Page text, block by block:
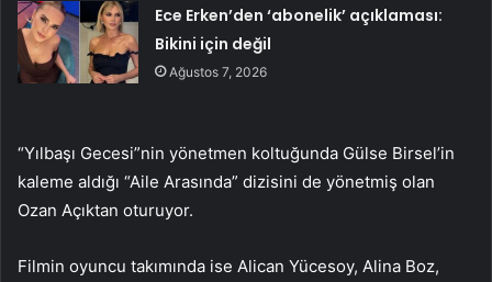
Ece Erken’den ‘abonelik’ açıklaması:
Bikini için değil
Ağustos 7, 2026
“Yılbaşı Gecesi”nin yönetmen koltuğunda Gülse Birsel’in
kaleme aldığı “Aile Arasında” dizisini de yönetmiş olan
Ozan Açıktan oturuyor.
Filmin oyuncu takımında ise Alican Yücesoy, Alina Boz,